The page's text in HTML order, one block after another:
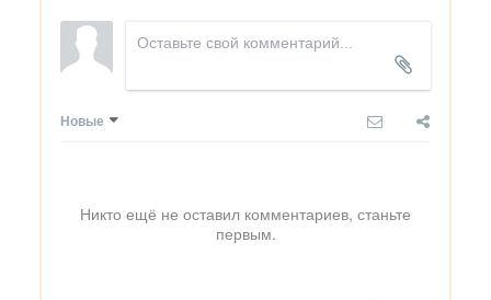
Новые
Никто ещё не оставил комментариев, станьте
первым.